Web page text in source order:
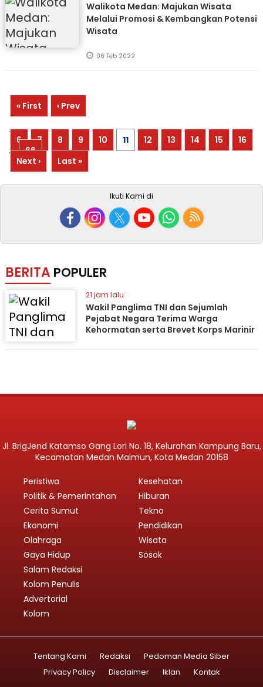
Walikota Medan: Majukan Wisata
Melalui Promosi & Kembangkan Potensi
Wisata
06 Feb 2022
« First
‹ Prev
...
6
7 8 9 10 11 12 13 14 15
16
...
66
Next ›
Last »
Ikuti Kami di
BERITA POPULER
21 jam lalu
Wakil Panglima TNI dan Sejumlah
Pejabat Negara Terima Warga
Kehormatan serta Brevet Korps Marinir
Jl. BrigJend Katamso Gang Lori No. 18, Kelurahan Kampung Baru,
Kecamatan Medan Maimun, Kota Medan 20158
Peristiwa
Politik & Pemerintahan
Cerita Sumut
Ekonomi
Olahraga
Gaya Hidup
Kesehatan
Hiburan
Tekno
Pendidikan
Wisata
Sosok
Salam Redaksi
Kolom Penulis
Advertorial
Kolom
Tentang Kami Redaksi
Pedoman Media Siber
Privacy Policy
Disclaimer Iklan Kontak